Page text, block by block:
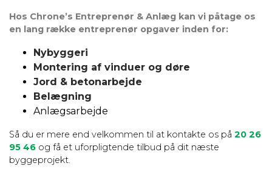
Hos Chrone’s Entreprenør & Anlæg kan vi påtage os
en lang række entreprenør opgaver inden for:
Nybyggeri
Montering af vinduer og døre
Jord & betonarbejde
Belægning
Anlægsarbejde
Så du er mere end velkommen til at kontakte os på 20 26
95 46 og få et uforpligtende tilbud på dit næste
byggeprojekt.